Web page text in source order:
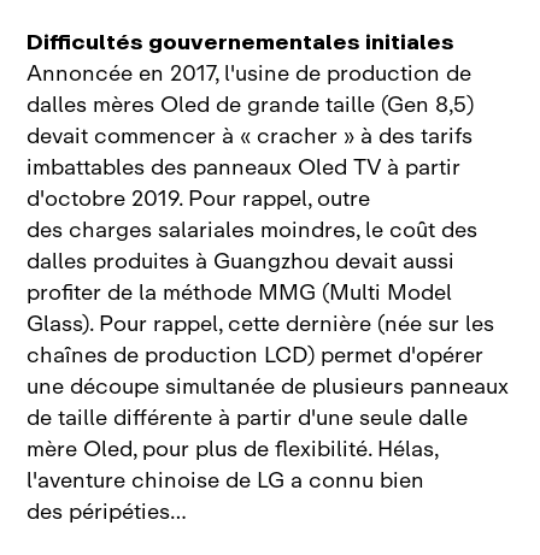
Difficultés gouvernementales initiales
Annoncée en 2017, l'usine de production de
dalles mères Oled de grande taille (Gen 8,5)
devait commencer à « cracher » à des tarifs
imbattables des panneaux Oled TV à partir
d'octobre 2019. Pour rappel, outre
des charges salariales moindres, le coût des
dalles produites à Guangzhou devait aussi
profiter de la méthode MMG (Multi Model
Glass). Pour rappel, cette dernière (née sur les
chaînes de production LCD) permet d'opérer
une découpe simultanée de plusieurs panneaux
de taille différente à partir d'une seule dalle
mère Oled, pour plus de flexibilité. Hélas,
l'aventure chinoise de LG a connu bien
des péripéties…